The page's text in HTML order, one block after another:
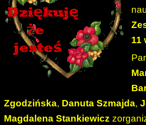
11
Zgodzińska, Danuta Szmajda,
Magdalena Stankiewicz